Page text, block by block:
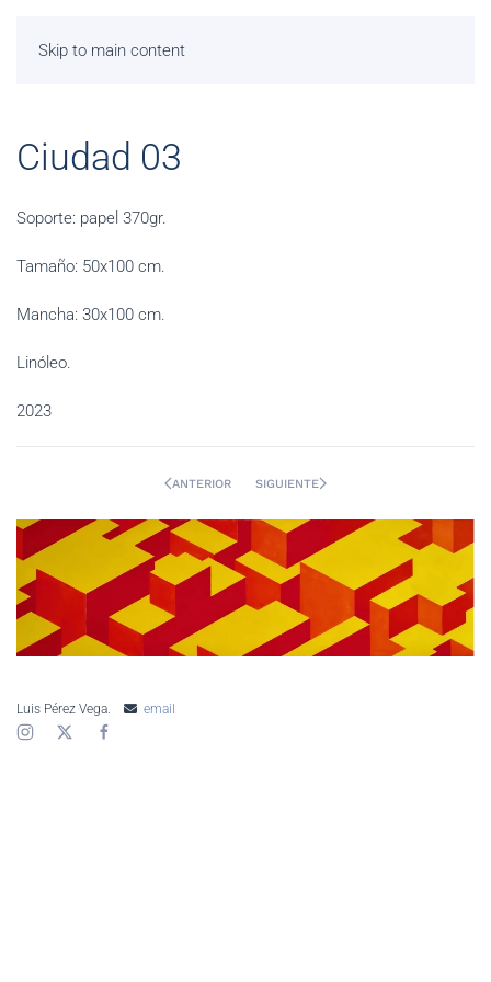
Skip to main content
Ciudad 03
Soporte: papel 370gr.
Tamaño: 50x100 cm.
Mancha: 30x100 cm.
Linóleo.
2023
ANTERIOR SIGUIENTE
AMPLIAR
Luis Pérez Vega. email